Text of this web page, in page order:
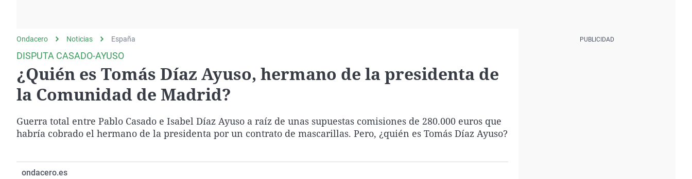
Como el perro y elEquipo de investigación
Negra
País Vasco
Ondacero Noticias España
DISPUTA CASADO-AYUSO
¿Quién es Tomás Díaz Ayuso, hermano de la presidenta de
la Comunidad de Madrid?
Guerra total entre Pablo Casado e Isabel Díaz Ayuso a raíz de unas supuestas comisiones de 280.000 euros que
habría cobrado el hermano de la presidenta por un contrato de mascarillas. Pero, ¿quién es Tomás Díaz Ayuso?
ondacero.es